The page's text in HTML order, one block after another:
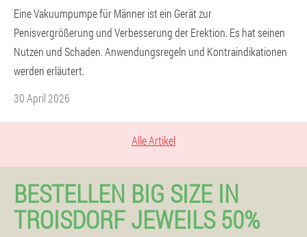
Eine Vakuumpumpe für Männer ist ein Gerät zur
Penisvergrößerung und Verbesserung der Erektion. Es hat seinen
Nutzen und Schaden. Anwendungsregeln und Kontraindikationen
werden erläutert.
30 April 2026
Alle Artikel
BESTELLEN BIG SIZE IN
TROISDORF JEWEILS 50%